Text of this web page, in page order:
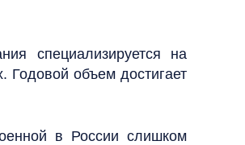
специализируется на
Годовой объем достигает
в России слишком